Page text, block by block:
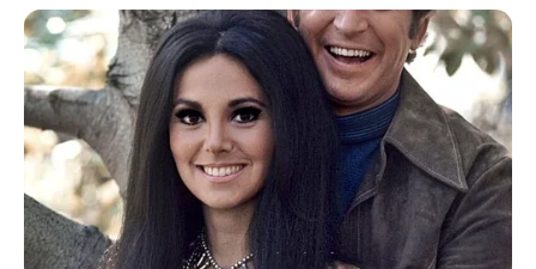
Категорії
Без рубрики
Гарячi
Культура